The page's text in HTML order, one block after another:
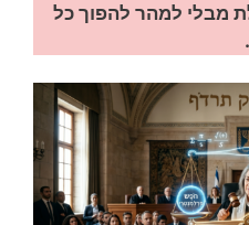
מבלי למהר להפוך כל